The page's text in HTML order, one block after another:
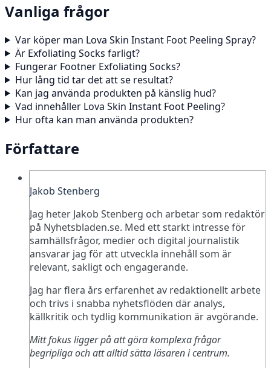
Vanliga frågor
Var köper man Lova Skin Instant Foot Peeling Spray?
Är Exfoliating Socks farligt?
Fungerar Footner Exfoliating Socks?
Hur lång tid tar det att se resultat?
Kan jag använda produkten på känslig hud?
Vad innehåller Lova Skin Instant Foot Peeling?
Hur ofta kan man använda produkten?
Författare
Jakob Stenberg
Jag heter Jakob Stenberg och arbetar som redaktör
på Nyhetsbladen.se. Med ett starkt intresse för
samhällsfrågor, medier och digital journalistik
ansvarar jag för att utveckla innehåll som är
relevant, sakligt och engagerande.
Jag har flera års erfarenhet av redaktionellt arbete
och trivs i snabba nyhetsflöden där analys,
källkritik och tydlig kommunikation är avgörande.
Mitt fokus ligger på att göra komplexa frågor
begripliga och att alltid sätta läsaren i centrum.